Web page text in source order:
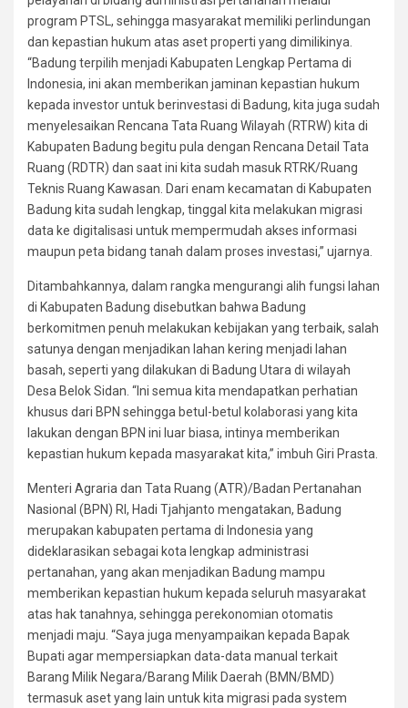
program PTSL, sehingga masyarakat memiliki perlindungan
dan kepastian hukum atas aset properti yang dimilikinya.
“Badung terpilih menjadi Kabupaten Lengkap Pertama di
Indonesia, ini akan memberikan jaminan kepastian hukum
kepada investor untuk berinvestasi di Badung, kita juga sudah
menyelesaikan Rencana Tata Ruang Wilayah (RTRW) kita di
Kabupaten Badung begitu pula dengan Rencana Detail Tata
Ruang (RDTR) dan saat ini kita sudah masuk RTRK/Ruang
Teknis Ruang Kawasan. Dari enam kecamatan di Kabupaten
Badung kita sudah lengkap, tinggal kita melakukan migrasi
data ke digitalisasi untuk mempermudah akses informasi
maupun peta bidang tanah dalam proses investasi,” ujarnya.
Ditambahkannya, dalam rangka mengurangi alih fungsi lahan
di Kabupaten Badung disebutkan bahwa Badung
berkomitmen penuh melakukan kebijakan yang terbaik, salah
satunya dengan menjadikan lahan kering menjadi lahan
basah, seperti yang dilakukan di Badung Utara di wilayah
Desa Belok Sidan. “Ini semua kita mendapatkan perhatian
khusus dari BPN sehingga betul-betul kolaborasi yang kita
lakukan dengan BPN ini luar biasa, intinya memberikan
kepastian hukum kepada masyarakat kita,” imbuh Giri Prasta.
Menteri Agraria dan Tata Ruang (ATR)/Badan Pertanahan
Nasional (BPN) RI, Hadi Tjahjanto mengatakan, Badung
merupakan kabupaten pertama di Indonesia yang
dideklarasikan sebagai kota lengkap administrasi
pertanahan, yang akan menjadikan Badung mampu
memberikan kepastian hukum kepada seluruh masyarakat
atas hak tanahnya, sehingga perekonomian otomatis
menjadi maju. “Saya juga menyampaikan kepada Bapak
Bupati agar mempersiapkan data-data manual terkait
Barang Milik Negara/Barang Milik Daerah (BMN/BMD)
termasuk aset yang lain untuk kita migrasi pada system